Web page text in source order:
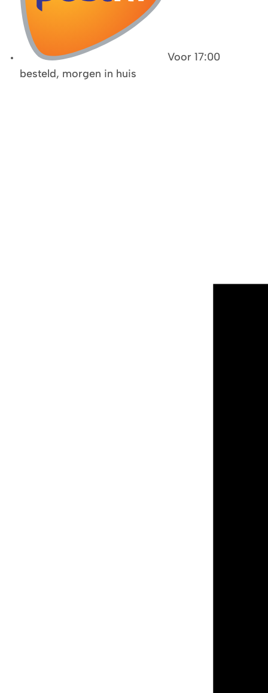
Voor 17:00
besteld, morgen in huis